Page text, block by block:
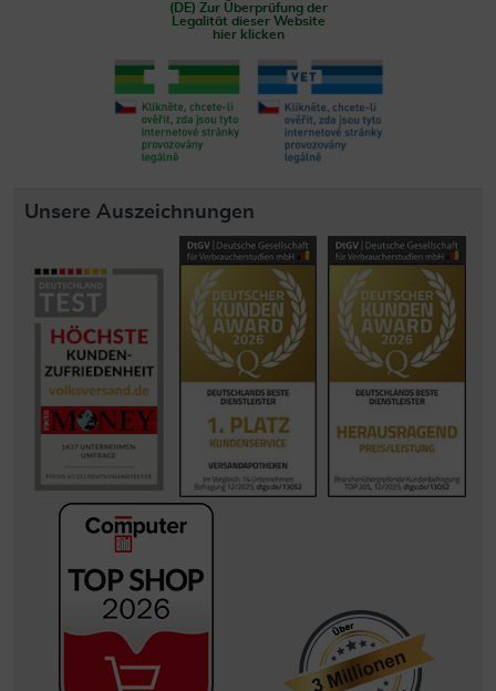
(DE) Zur Überprüfung der
Legalität dieser Website
hier klicken
Unsere Auszeichnungen